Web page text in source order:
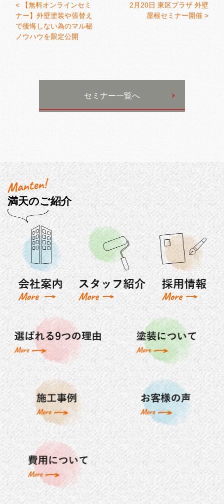
<
【無料オンラインセミ
ナー】外壁塗装や張替え
で後悔しない為のマル秘
ノウハウを限定公開
2月20日 東区プラザ 外壁
屋根セミナー開催 >
セミナー一覧へ
満天のご紹介